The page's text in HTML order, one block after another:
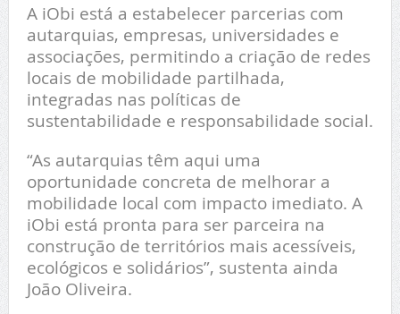
A iObi está a estabelecer parcerias com
autarquias, empresas, universidades e
associações, permitindo a criação de redes
locais de mobilidade partilhada,
integradas nas políticas de
sustentabilidade e responsabilidade social.
“As autarquias têm aqui uma
oportunidade concreta de melhorar a
mobilidade local com impacto imediato. A
iObi está pronta para ser parceira na
construção de territórios mais acessíveis,
ecológicos e solidários”, sustenta ainda
João Oliveira.